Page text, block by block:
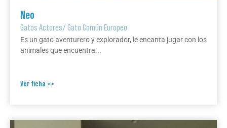
Neo
Gatos Actores/Gato Común Europeo
Es un gato aventurero y explorador, le encanta jugar con los
animales que encuentra...
Ver ficha >>